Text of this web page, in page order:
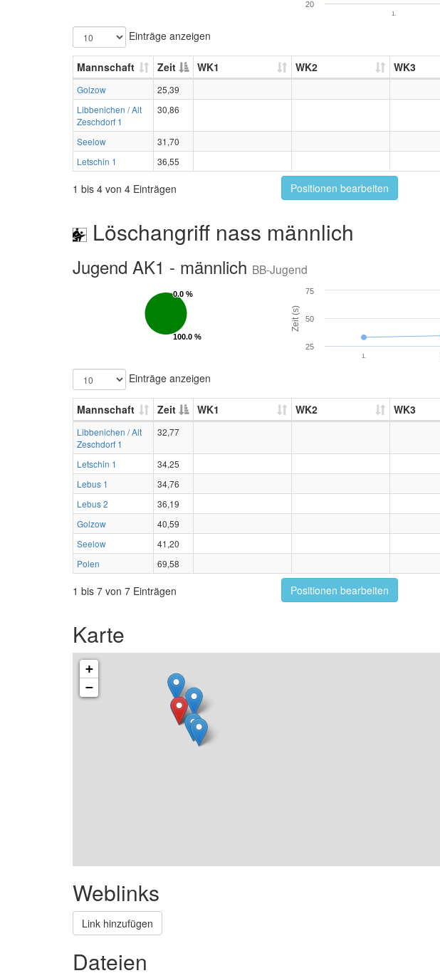
1.
20
Einträge anzeigen
Mannschaft Zeit WK1 WK2 WK3
Golzow
25,39
Libbenichen / Alt
Zeschdorf 1
30,86
Seelow
31,70
Letschin 1
36,55
1 bis 4 von 4 Einträgen Positionen bearbeiten
Löschangriff nass männlich
Jugend AK1 - männlich BB-Jugend
0.0 %
0.0 %
100.0 %
100.0 %
Zeit (s)
1.
50
25
75
Einträge anzeigen
Mannschaft Zeit WK1 WK2 WK3
Libbenichen / Alt
Zeschdorf 1
32,77
Letschin 1
34,25
Lebus 1
34,76
Lebus 2
36,19
Golzow
40,59
Seelow
41,20
Polen
69,58
1 bis 7 von 7 Einträgen Positionen bearbeiten
Karte
+
−
Weblinks
Link hinzufügen
Dateien